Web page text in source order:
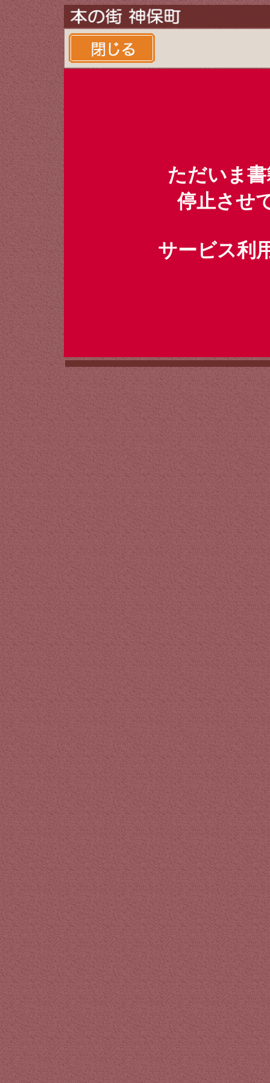
ただいま
停止させ
サービス利